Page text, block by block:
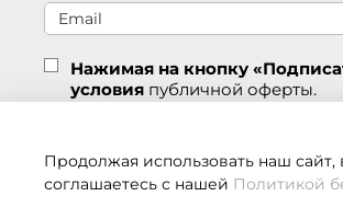
Нажимая на кнопку
условия публичной оферты.
Продолжая использовать наш сайт,
соглашаетесь с нашей Политикой